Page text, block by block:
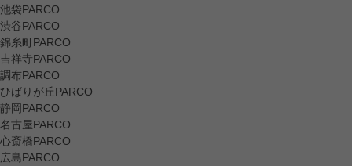
池袋PARCO
渋谷PARCO
錦糸町PARCO
吉祥寺PARCO
調布PARCO
ひばりが丘PARCO
静岡PARCO
名古屋PARCO
心斎橋PARCO
広島PARCO